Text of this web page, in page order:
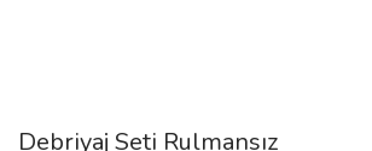
Debriyaj Seti Rulmansız